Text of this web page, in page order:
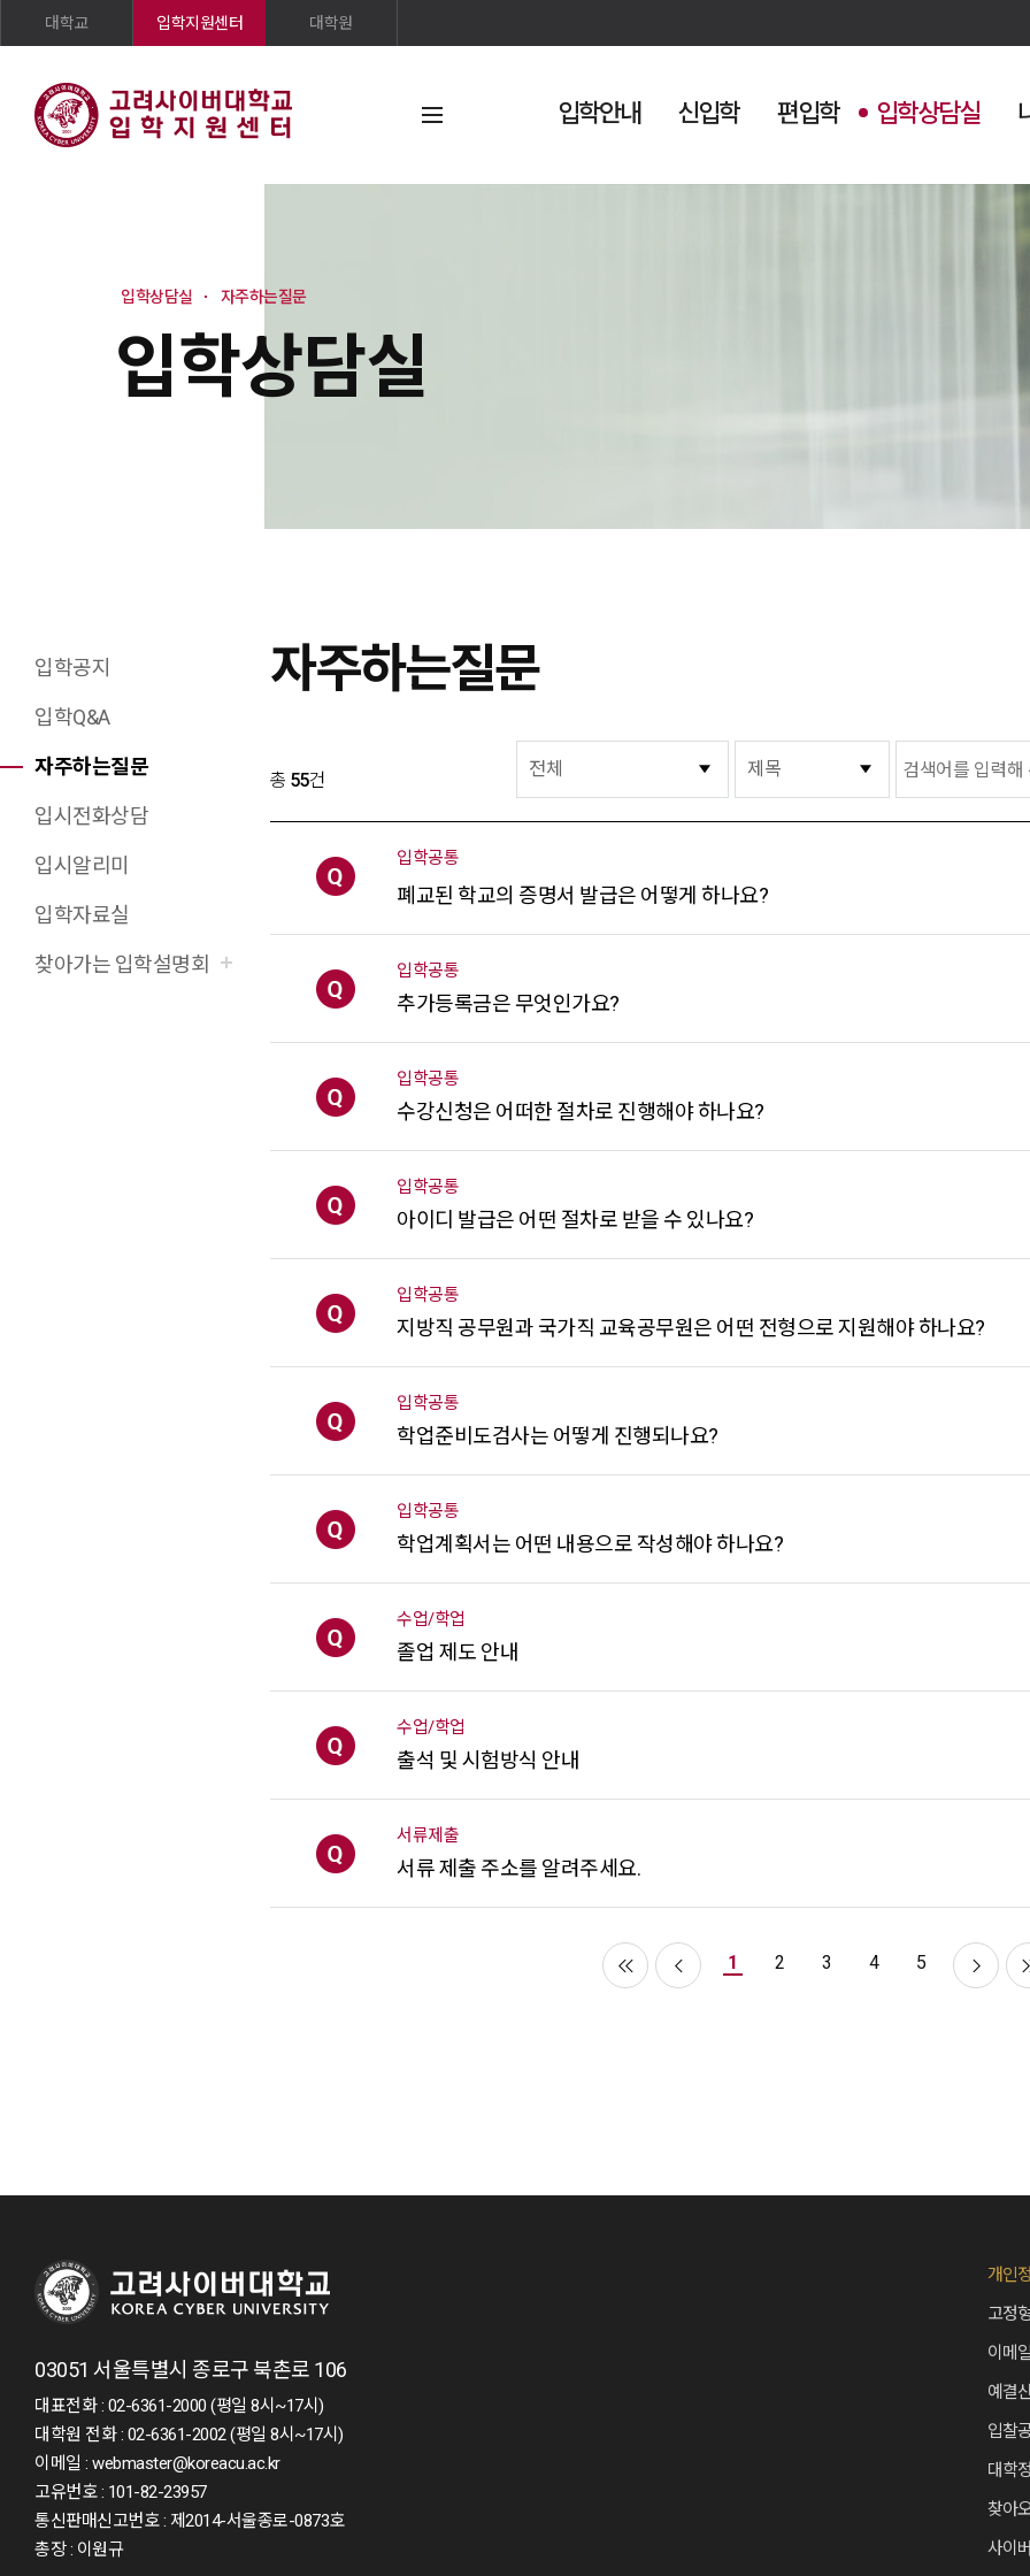
입학안내 신입학 편입학 입학상담실
검색
대학교 입학지원센터 대학원
입학상담실
입학상담실 자주하는질문
입학공지
입학Q&A
자주하는질문
입시전화상담
입시알리미
입학자료실
찾아가는 입학설명회
자주하는질문
총 55건
[질문]
입학공통
폐교된 학교의 증명서 발급은 어떻게 하나요?
입학공통
추가등록금은 무엇인가요?
입학공통
수강신청은 어떠한 절차로 진행해야 하나요?
입학공통
아이디 발급은 어떤 절차로 받을 수 있나요?
입학공통
지방직 공무원과 국가직 교육공무원은 어떤 전형으로 지원해야 하나요?
입학공통
학업준비도검사는 어떻게 진행되나요?
입학공통
학업계획서는 어떤 내용으로 작성해야 하나요?
수업/학업
졸업 제도 안내
수업/학업
출석 및 시험방식 안내
서류제출
서류 제출 주소를 알려주세요.
1 2 3 4 5
03051 서울특별시 종로구 북촌로 106
대표전화 : 02-6361-2000 (평일 8시~17시)
대학원 전화 : 02-6361-2002 (평일 8시~17시)
이메일 : webmaster@koreacu.ac.kr
고유번호 : 101-82-23957
통신판매신고번호 : 제2014-서울종로-0873호
총장 : 이원규
개인
고정
이메
예결
입찰
대학
찾아
사이